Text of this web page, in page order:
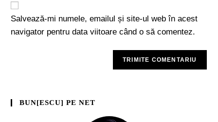
Salvează-mi numele, emailul și site-ul web în acest
navigator pentru data viitoare când o să comentez.
BUN[ESCU] PE NET